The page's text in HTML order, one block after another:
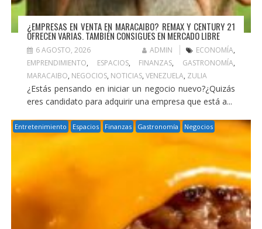
¿EMPRESAS EN VENTA EN MARACAIBO? REMAX Y CENTURY 21
OFRECEN VARIAS. TAMBIÉN CONSIGUES EN MERCADO LIBRE
6 AGOSTO, 2026 ADMIN ECONOMÍA,
EMPRENDIMIENTO, ESPACIOS, FINANZAS, GASTRONOMÍA,
MARACAIBO, NEGOCIOS, NOTICIAS, VENEZUELA, ZULIA
¿Estás pensando en iniciar un negocio nuevo?¿Quizás
eres candidato para adquirir una empresa que está a...
Entretenimiento Espacios Finanzas Gastronomía Negocios